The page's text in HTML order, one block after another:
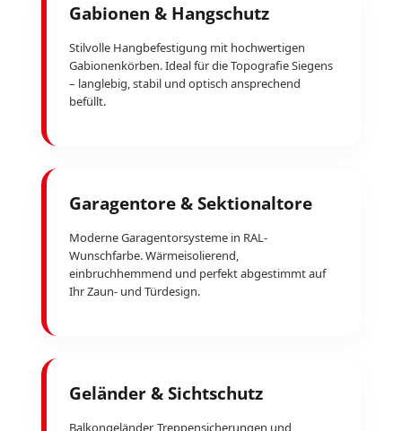
Gabionen & Hangschutz
Stilvolle Hangbefestigung mit hochwertigen
Gabionenkörben. Ideal für die Topografie Siegens
– langlebig, stabil und optisch ansprechend
befüllt.
Garagentore & Sektionaltore
Moderne Garagentorsysteme in RAL-
Wunschfarbe. Wärmeisolierend,
einbruchhemmend und perfekt abgestimmt auf
Ihr Zaun- und Türdesign.
Geländer & Sichtschutz
Balkongeländer, Treppensicherungen und